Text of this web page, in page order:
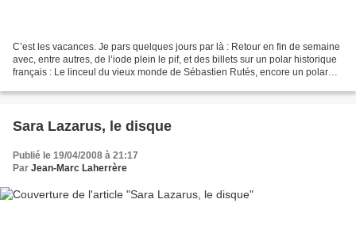
C’est les vacances. Je pars quelques jours par là : Retour en fin de semaine
avec, entre autres, de l’iode plein le pif, et des billets sur un polar historique
français : Le linceul du vieux monde de Sébastien Rutés, encore un polar
Sara Lazarus, le disque
Publié le 19/04/2008 à 21:17
Par Jean-Marc Laherrère